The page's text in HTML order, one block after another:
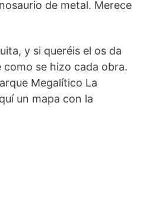
de metal. Merece
y si queréis el os da
como se hizo cada obra.
Megalítico La
un mapa con la